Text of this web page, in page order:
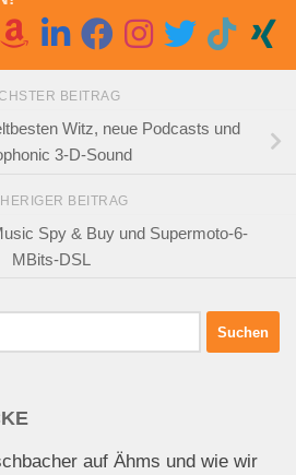
BEITRAG
Witz, neue Podcasts und
3-D-Sound
BEITRAG
Spy & Buy und Supermoto-6-
MBits-DSL
auf Ähms und wie wir